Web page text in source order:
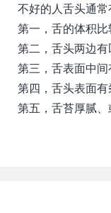
不好的人舌头通常
第一，舌的体积比
第二，舌头两边有
第三，舌表面中间
第四，舌头表面有
第五，舌苔厚腻、